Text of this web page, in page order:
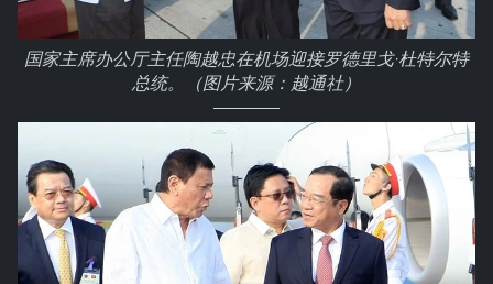
国家主席办公厅主任陶越忠在机场迎接罗德里戈·杜特尔特
总统。（图片来源：越通社）